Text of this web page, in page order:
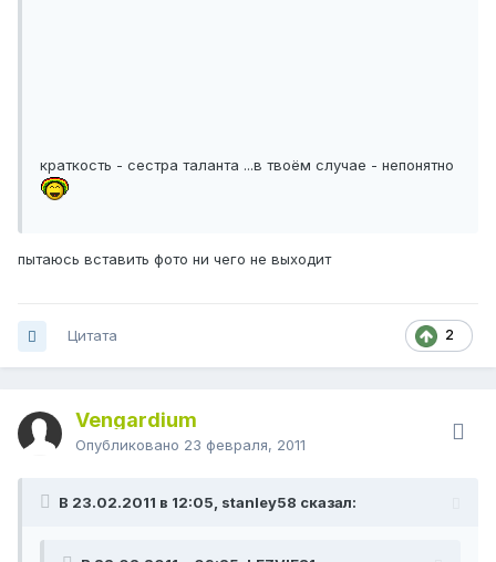
краткость - сестра таланта ...в твоём случае - непонятно
пытаюсь вставить фото ни чего не выходит
2
Цитата
Vengardium
Опубликовано 23 февраля, 2011
В 23.02.2011 в 12:05, stanley58 сказал: